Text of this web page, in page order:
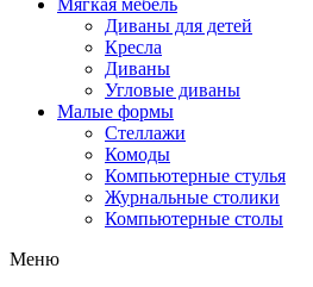
Диваны для детей
Кресла
Диваны
Угловые диваны
Малые формы
Стеллажи
Комоды
Компьютерные стулья
Журнальные столики
Компьютерные столы
Меню